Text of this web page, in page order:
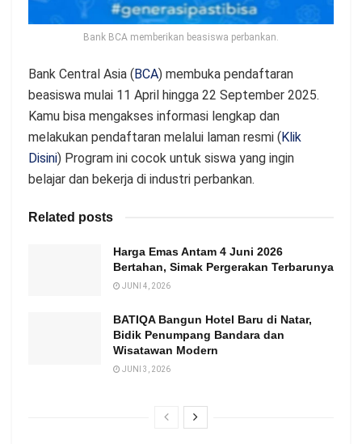
Bank BCA memberikan beasiswa perbankan.
Bank Central Asia (BCA) membuka pendaftaran
beasiswa mulai 11 April hingga 22 September 2025.
Kamu bisa mengakses informasi lengkap dan
melakukan pendaftaran melalui laman resmi (Klik
Disini) Program ini cocok untuk siswa yang ingin
belajar dan bekerja di industri perbankan.
Related posts
Harga Emas Antam 4 Juni 2026
Bertahan, Simak Pergerakan Terbarunya
JUNI 4, 2026
BATIQA Bangun Hotel Baru di Natar,
Bidik Penumpang Bandara dan
Wisatawan Modern
JUNI 3, 2026